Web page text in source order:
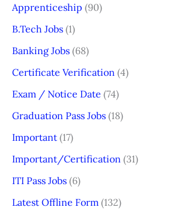
Apprenticeship (90)
B.Tech Jobs (1)
Banking Jobs (68)
Certificate Verification (4)
Exam / Notice Date (74)
Graduation Pass Jobs (18)
Important (17)
Important/Certification (31)
ITI Pass Jobs (6)
Latest Offline Form (132)